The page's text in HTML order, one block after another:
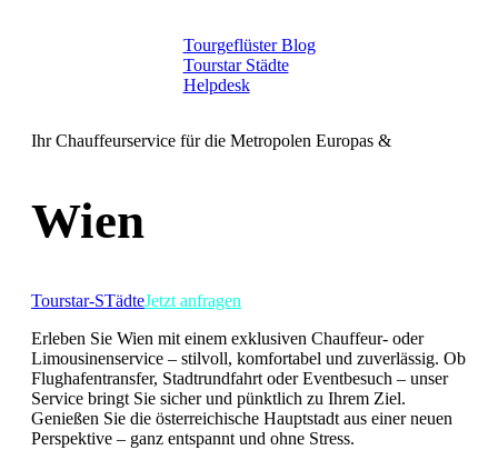
Tourgeflüster Blog
Tourstar Städte
Helpdesk
Ihr Chauffeurservice für die Metropolen Europas &
Wien
Tourstar-STädteJetzt anfragen
Erleben Sie Wien mit einem exklusiven Chauffeur- oder
Limousinenservice – stilvoll, komfortabel und zuverlässig. Ob
Flughafentransfer, Stadtrundfahrt oder Eventbesuch – unser
Service bringt Sie sicher und pünktlich zu Ihrem Ziel.
Genießen Sie die österreichische Hauptstadt aus einer neuen
Perspektive – ganz entspannt und ohne Stress.​